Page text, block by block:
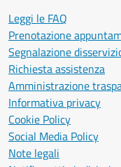
Leggi le FAQ
Prenotazione
Segnalazione
Richiesta assistenza
Amministrazione
Informativa privacy
Cookie Policy
Social Media Policy
Note legali